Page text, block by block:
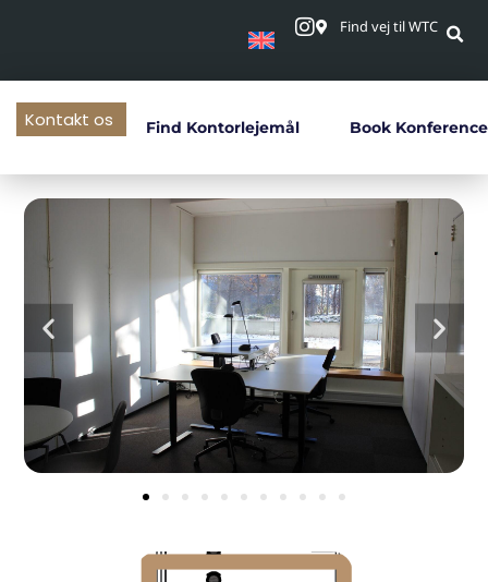
Find vej til WTC
Find Kontorlejemål Book Konference
Kontakt os